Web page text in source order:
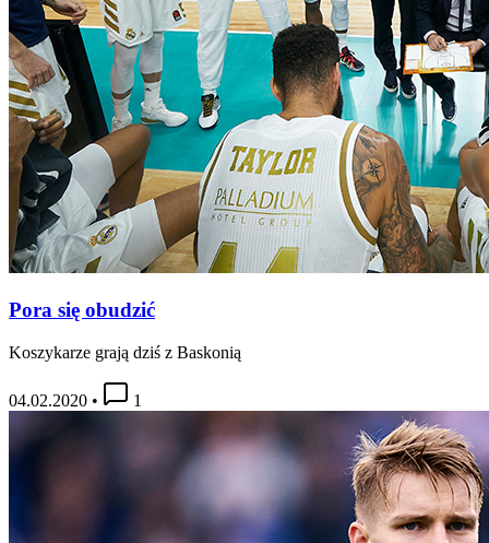
Pora się obudzić
Koszykarze grają dziś z Baskonią
04.02.2020 • 1